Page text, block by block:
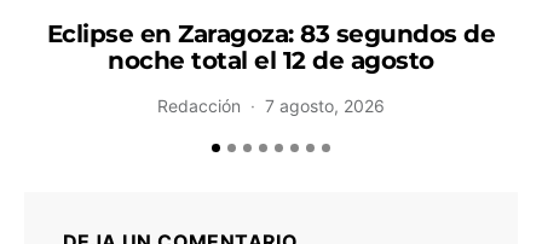
Eclipse en Zaragoza: 83 segundos de
noche total el 12 de agosto
Redacción 7 agosto, 2026